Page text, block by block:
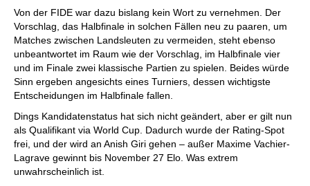
Von der FIDE war dazu bislang kein Wort zu vernehmen. Der
Vorschlag, das Halbfinale in solchen Fällen neu zu paaren, um
Matches zwischen Landsleuten zu vermeiden, steht ebenso
unbeantwortet im Raum wie der Vorschlag, im Halbfinale vier
und im Finale zwei klassische Partien zu spielen. Beides würde
Sinn ergeben angesichts eines Turniers, dessen wichtigste
Entscheidungen im Halbfinale fallen.
Dings Kandidatenstatus hat sich nicht geändert, aber er gilt nun
als Qualifikant via World Cup. Dadurch wurde der Rating-Spot
frei, und der wird an Anish Giri gehen – außer Maxime Vachier-
Lagrave gewinnt bis November 27 Elo. Was extrem
unwahrscheinlich ist.